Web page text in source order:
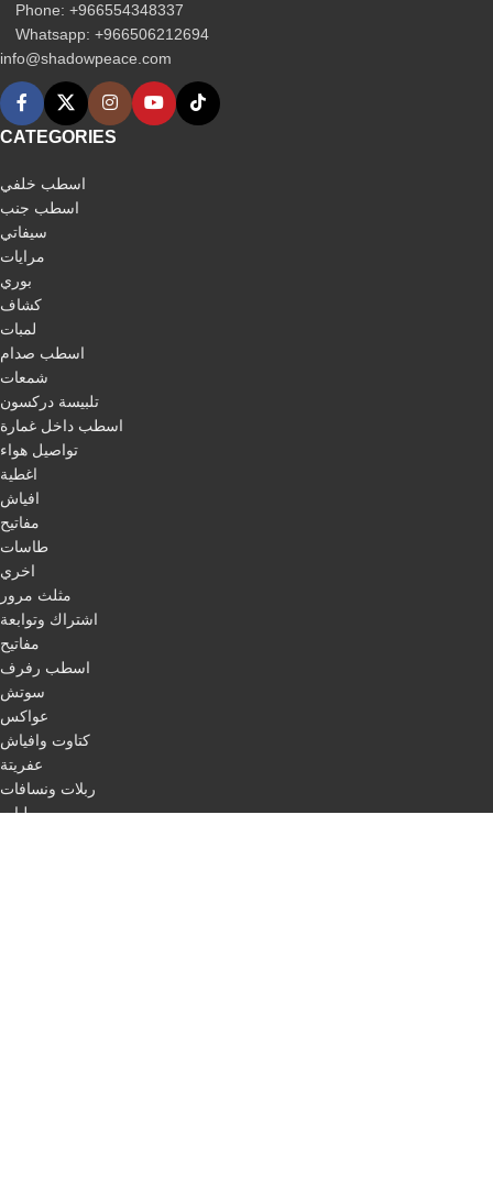
Phone: +966554348337
Whatsapp: +966506212694‬
info@shadowpeace.com
CATEGORIES
اسطب خلفي
اسطب جنب
سيفاتي
مرايات
بوري
كشاف
لمبات
اسطب صدام
شمعات
تلبيسة دركسون
اسطب داخل غمارة
تواصيل هواء
اغطية
افياش
مفاتيح
طاسات
اخري
مثلث مرور
اشتراك وتوابعة
مفاتيح
اسطب رفرف
سوتش
عواكس
كتاوت وافياش
عفريتة
ربلات ونسافات
ليات